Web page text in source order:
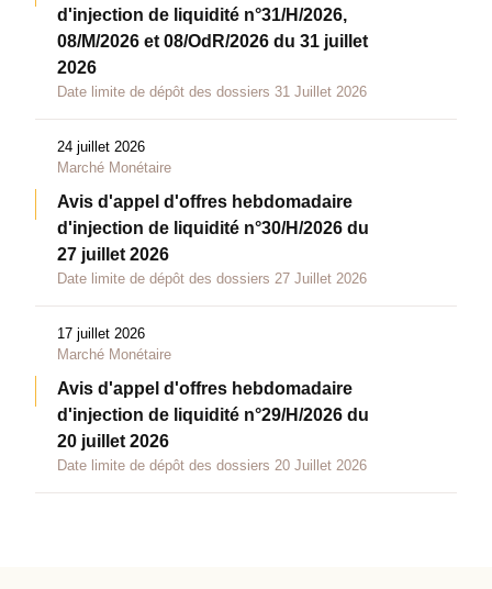
d'injection de liquidité n°31/H/2026,
08/M/2026 et 08/OdR/2026 du 31 juillet
2026
Date limite de dépôt des dossiers 31 Juillet 2026
24 juillet 2026
Marché Monétaire
Avis d'appel d'offres hebdomadaire
d'injection de liquidité n°30/H/2026 du
27 juillet 2026
Date limite de dépôt des dossiers 27 Juillet 2026
17 juillet 2026
Marché Monétaire
Avis d'appel d'offres hebdomadaire
d'injection de liquidité n°29/H/2026 du
20 juillet 2026
Date limite de dépôt des dossiers 20 Juillet 2026